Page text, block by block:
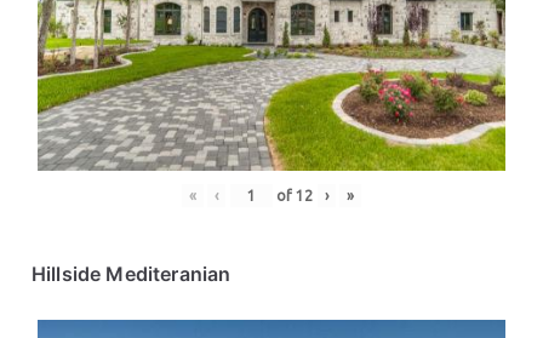
« ‹ of12 › »
Hillside Mediteranian